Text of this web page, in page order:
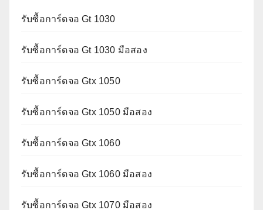
รับซื้อการ์ดจอ Gt 1030
รับซื้อการ์ดจอ Gt 1030 มือสอง
รับซื้อการ์ดจอ Gtx 1050
รับซื้อการ์ดจอ Gtx 1050 มือสอง
รับซื้อการ์ดจอ Gtx 1060
รับซื้อการ์ดจอ Gtx 1060 มือสอง
รับซื้อการ์ดจอ Gtx 1070 มือสอง